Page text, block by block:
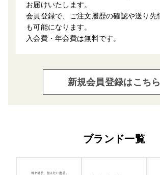
お届けいたします。
会員登録で、ご注文履歴の確認や送り先
も可能になります。
入会費・年会費は無料です。
新規会員登録はこちら
ブランド一覧